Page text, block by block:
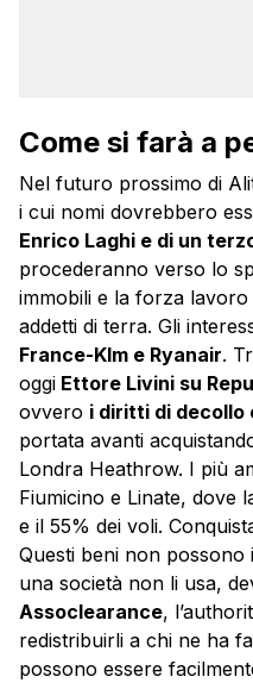
Come si farà a
Nel futuro prossimo di
i cui nomi dovrebbero
Enrico Laghi e di un
procederanno verso lo
immobili e la forza lavoro
addetti di terra. Gli
France-Klm e Ryanair.
oggi Ettore Livini su
ovvero i diritti di decollo
portata avanti
Londra Heathrow. I più
Fiumicino e Linate, dove
e il 55% dei voli.
Questi beni non possono
una società non li usa,
Assoclearance,
redistribuirli a chi ne ha
possono essere